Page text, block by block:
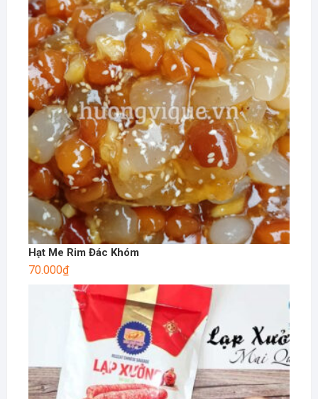
Hạt Me Rim Đác Khóm
70.000₫